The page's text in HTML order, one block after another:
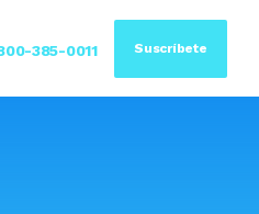
385-0011 Suscríbete